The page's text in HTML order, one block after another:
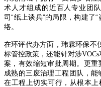
术人才组成的近百人专业团
司“纸上谈兵”的局限，构建了“
络。
在环评代办方面，玮霖环保不
标管控政策，还能针对涉VOCs
案，有效缩短审批周期。更
成熟的三废治理工程团队，
在工程上切实可行，从根本上